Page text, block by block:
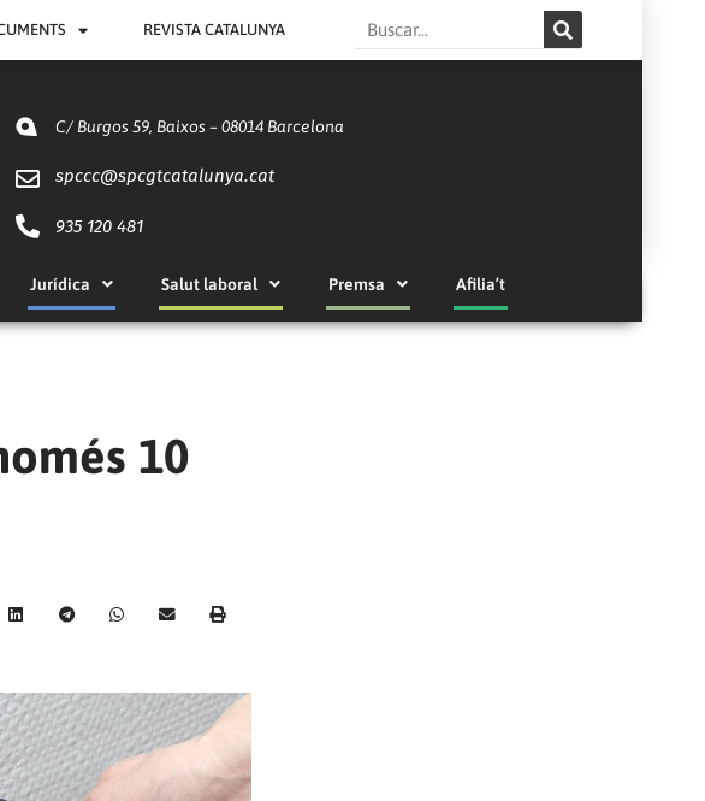
REVISTA CATALUNYA Search
C/ Burgos 59, Baixos – 08014 Barcelona
spccc@spcgtcatalunya.cat
935 120 481
Jurídica Salut laboral Premsa Afilia’t
10